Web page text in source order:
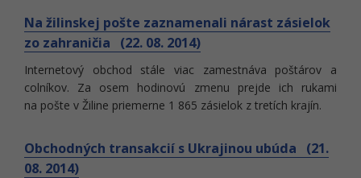
Na žilinskej pošte zaznamenali nárast zásielok
zo zahraničia (22. 08. 2014)
Internetový obchod stále viac zamestnáva poštárov a
colníkov. Za osem hodinovú zmenu prejde ich rukami
na pošte v Žiline priemerne 1 865 zásielok z tretích krajín.
Obchodných transakcií s Ukrajinou ubúda (21.
08. 2014)